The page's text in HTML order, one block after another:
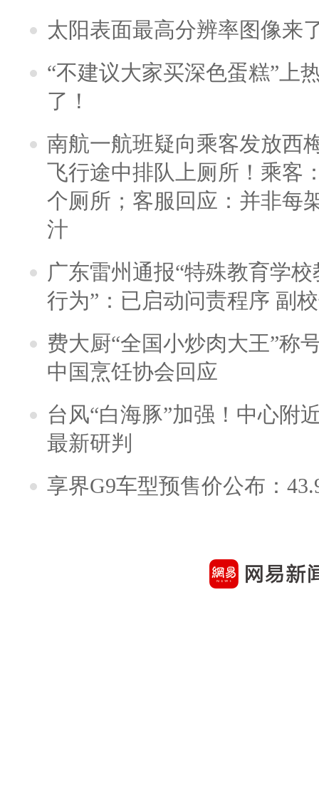
太阳表面最高分辨率图像来
“不建议大家买深色蛋糕”上
了！
南航一航班疑向乘客发放西
飞行途中排队上厕所！乘客
个厕所；客服回应：并非每
汁
广东雷州通报“特殊教育学
行为”：已启动问责程序 副
费大厨“全国小炒肉大王”称
中国烹饪协会回应
台风“白海豚”加强！中心附
最新研判
享界G9车型预售价公布：